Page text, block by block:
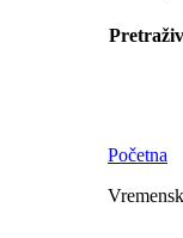
Početna